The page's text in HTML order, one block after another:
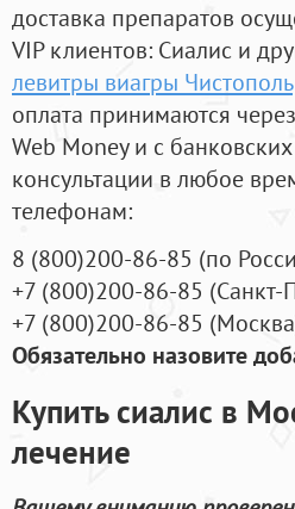
доставка препаратов
VIP клиентов: Сиалис и
левитры виагры Чистополь
оплата принимаются
Web Money и с
консультации в любое
телефонам:
8 (800)200-86-85 (по
+7 (800)200-86-85 (Санкт-
+7 (800)200-86-85 (
Обязательно назовите
Купить сиалис в
лечение